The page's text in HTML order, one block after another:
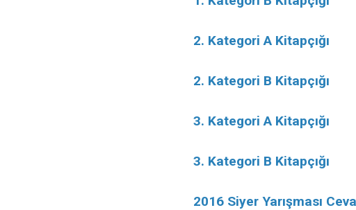
2. Kategori A Kitapçığı
2. Kategori B Kitapçığı
3. Kategori A Kitapçığı
3. Kategori B Kitapçığı
2016 Siyer Yarışması